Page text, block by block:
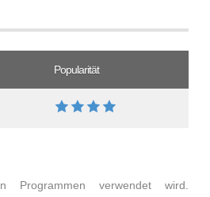
Popularität
Programmen verwendet wird.